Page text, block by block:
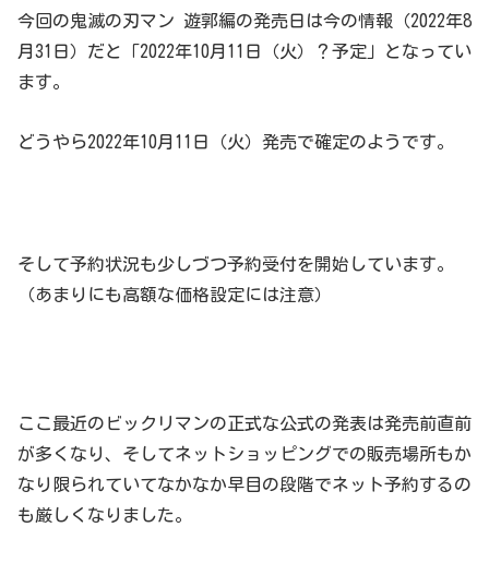
今回の鬼滅の刃マン 遊郭編の発売日は今の情報（2022年8
月31日）だと「2022年10月11日（火）？予定」となってい
ます。
どうやら2022年10月11日（火）発売で確定のようです。
そして予約状況も少しづつ予約受付を開始しています。
（あまりにも高額な価格設定には注意）
ここ最近のビックリマンの正式な公式の発表は発売前直前
が多くなり、そしてネットショッピングでの販売場所もか
なり限られていてなかなか早目の段階でネット予約するの
も厳しくなりました。